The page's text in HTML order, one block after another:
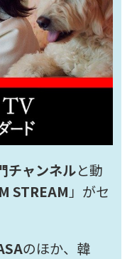
チャンネルと動
STREAM 」がセ
のほか、韓